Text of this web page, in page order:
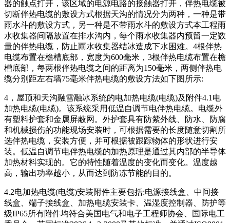
器的触点打开，该区域的电源电路的接触器打开，伴热电缆被
切断伴热电缆的敷设方式根据天沟的情况分为两种，一种是带
雨水斗的敷设方式，另一种是不带雨水斗的敷设方式本工程雨
水收集器间隔放置在排水沟内，每个雨水收集器内预留一定数
量的伴热电缆，防止雨水收集器结冰造成下水困难。4根伴热
电缆布置在檐槽底部，宽度为600毫米，3根伴热电缆布置在檐
槽底部，每两根伴热电缆之间的距离为150毫米，两侧伴热电
缆分别距左右墙75毫米伴热电缆的敷设方法如下图所示:
4，屋顶和天沟融雪融冰系统的电加热电缆(电缆)及附件4.1电
加热电缆(电缆)。该系统采用低温自调节电伴热电缆。电缆外
有塑料护套和金属屏蔽网。外护套具有防紫外线、防水、防腐
和机械损伤的功能现场安装时，可根据需要的长度随意切割所
选伴热电缆，安装方便，并可根据被跟踪物体的形状进行安
装。低温自调节电伴热电缆的加热原理是通过其内部的半导体
加热材料实现的。它的特性随着温度的变化而变化。温度越
高，输出功率越小，从而达到防冻节能的目的。
4.2电加热电缆(电缆)安装附件主要包括:电源接线盒、中间接
线盒、端子接线盒、加热电缆安装卡、温湿度控制器、防护等
级IP65所有附件均符合美国电气和电子工程师协会、国际电工